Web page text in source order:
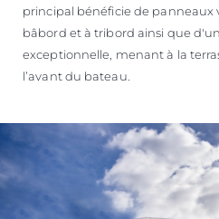
principal bénéficie de panneaux
bâbord et à tribord ainsi que
exceptionnelle, menant à la
l’avant du bateau.